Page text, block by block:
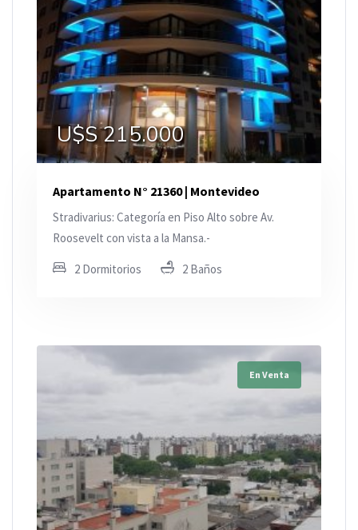
U$S 215.000
Apartamento N° 21360 | Montevideo
Stradivarius: Categoría en Piso Alto sobre Av.
Roosevelt con vista a la Mansa.-
2 Dormitorios 2 Baños
En Venta